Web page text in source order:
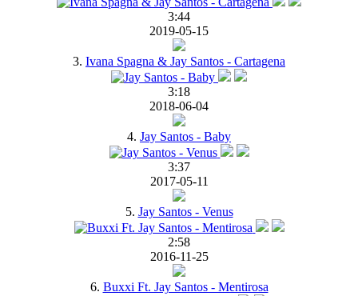
3:44
2019-05-15
3. Ivana Spagna & Jay Santos - Cartagena
3:18
2018-06-04
4. Jay Santos - Baby
3:37
2017-05-11
5. Jay Santos - Venus
2:58
2016-11-25
6. Buxxi Ft. Jay Santos - Mentirosa